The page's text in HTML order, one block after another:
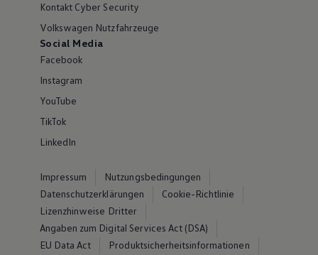
Kontakt Cyber Security
Volkswagen Nutzfahrzeuge
Social Media
Facebook
Instagram
YouTube
TikTok
LinkedIn
Impressum
Nutzungsbedingungen
Datenschutzerklärungen
Cookie-Richtlinie
Lizenzhinweise Dritter
Angaben zum Digital Services Act (DSA)
EU Data Act
Produktsicherheitsinformationen